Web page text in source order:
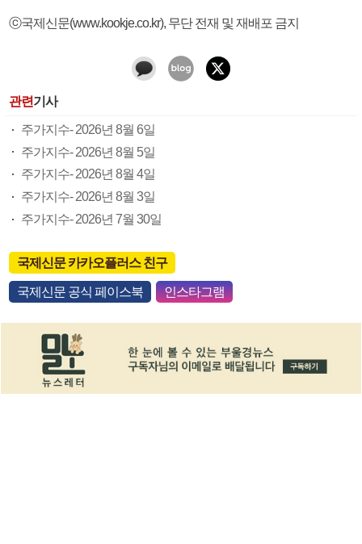
ⓒ국제신문(www.kookje.co.kr), 무단 전재 및 재배포 금지
관련기사
주가지수- 2026년 8월 6일
주가지수- 2026년 8월 5일
주가지수- 2026년 8월 4일
주가지수- 2026년 8월 3일
주가지수- 2026년 7월 30일
국제신문 카카오플러스 친구
국제신문 공식 페이스북 인스타그램